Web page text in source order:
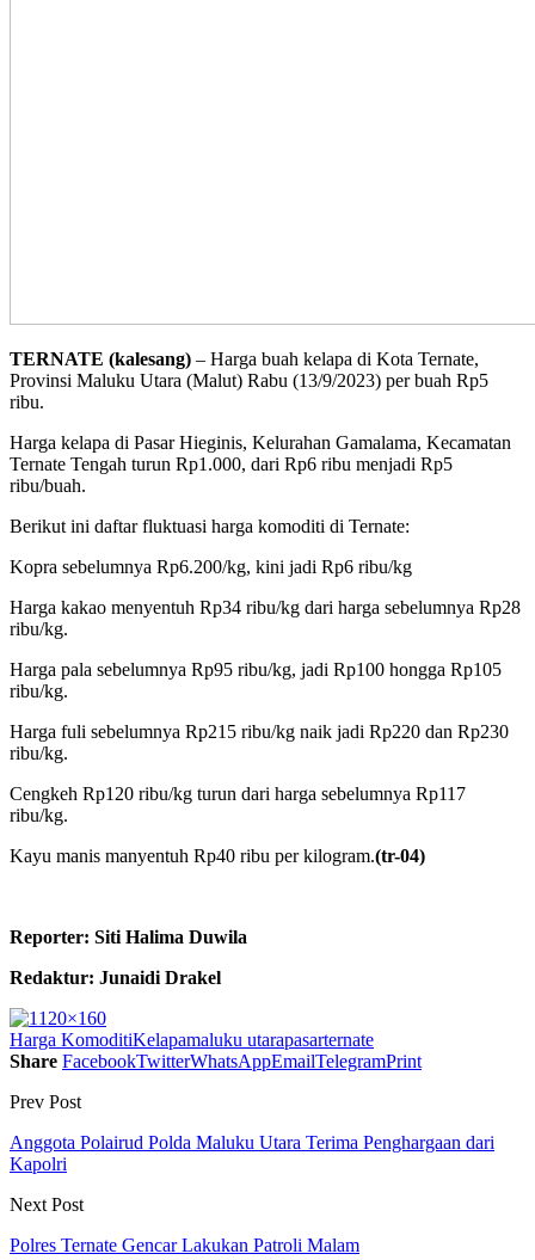
TERNATE (kalesang) – Harga buah kelapa di Kota Ternate,
Provinsi Maluku Utara (Malut) Rabu (13/9/2023) per buah Rp5
ribu.
Harga kelapa di Pasar Hieginis, Kelurahan Gamalama, Kecamatan
Ternate Tengah turun Rp1.000, dari Rp6 ribu menjadi Rp5
ribu/buah.
Berikut ini daftar fluktuasi harga komoditi di Ternate:
Kopra sebelumnya Rp6.200/kg, kini jadi Rp6 ribu/kg
Harga kakao menyentuh Rp34 ribu/kg dari harga sebelumnya Rp28
ribu/kg.
Harga pala sebelumnya Rp95 ribu/kg, jadi Rp100 hongga Rp105
ribu/kg.
Harga fuli sebelumnya Rp215 ribu/kg naik jadi Rp220 dan Rp230
ribu/kg.
Cengkeh Rp120 ribu/kg turun dari harga sebelumnya Rp117
ribu/kg.
Kayu manis manyentuh Rp40 ribu per kilogram.(tr-04)
Reporter: Siti Halima Duwila
Redaktur: Junaidi Drakel
Harga KomoditiKelapamaluku utarapasarternate
Share FacebookTwitterWhatsAppEmailTelegramPrint
Prev Post
Anggota Polairud Polda Maluku Utara Terima Penghargaan dari
Kapolri
Next Post
Polres Ternate Gencar Lakukan Patroli Malam